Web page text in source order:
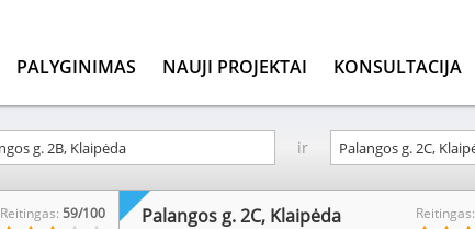
PALYGINIMAS NAUJI PROJEKTAI KONSULTACIJA
ir
Reitingas: 59/100 Palangos g. 2C, Klaipėda Reitingas: